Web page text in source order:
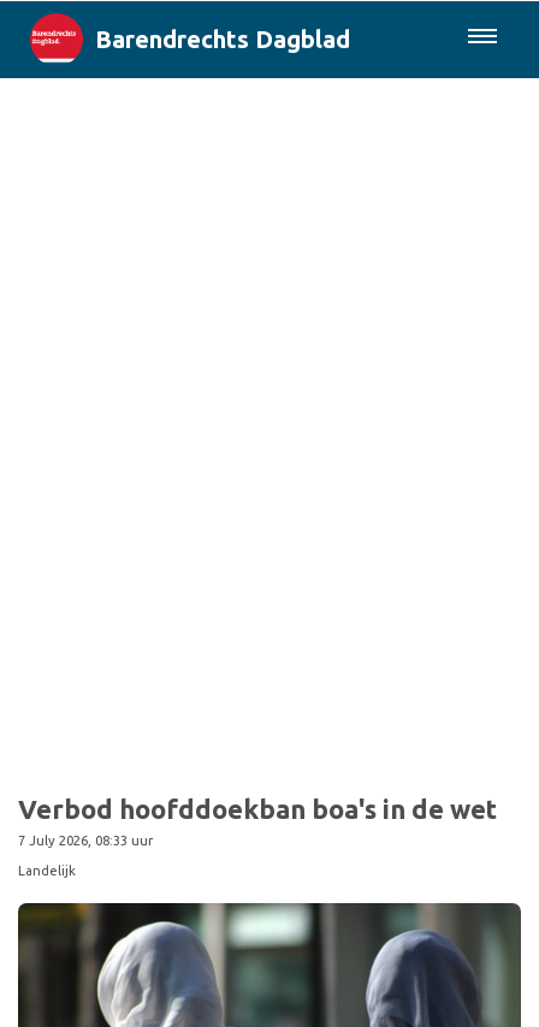
Barendrechts Dagblad
Verbod hoofddoekban boa's in de wet
7 July 2026, 08:33 uur
Landelijk